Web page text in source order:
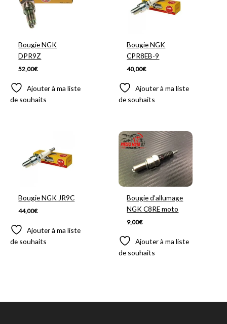
Bougie NGK
DPR9Z
52,00€
Ajouter à ma liste
de souhaits
Bougie NGK
CPR8EB-9
40,00€
Ajouter à ma liste
de souhaits
Bougie NGK JR9C
44,00€
Ajouter à ma liste
de souhaits
Bougie d’allumage
NGK C8RE moto
9,00€
Ajouter à ma liste
de souhaits